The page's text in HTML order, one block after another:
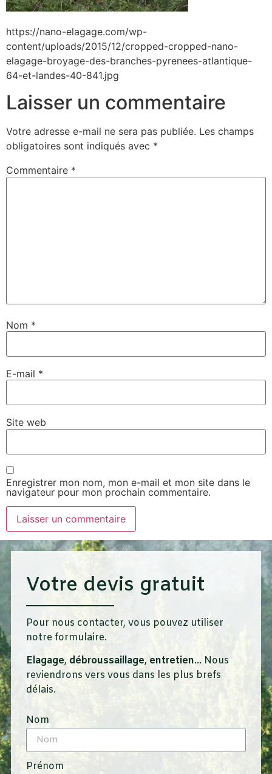
https://nano-elagage.com/wp-
content/uploads/2015/12/cropped-cropped-nano-
elagage-broyage-des-branches-pyrenees-atlantique-
64-et-landes-40-841.jpg
Laisser un commentaire
Votre adresse e-mail ne sera pas publiée. Les champs
obligatoires sont indiqués avec *
Commentaire *
Nom *
E-mail *
Site web
Enregistrer mon nom, mon e-mail et mon site dans le
navigateur pour mon prochain commentaire.
Votre devis gratuit
Pour nous contacter, vous pouvez utiliser
notre formulaire.
Elagage, débroussaillage, entretien… Nous
reviendrons vers vous dans les plus brefs
délais.
Nom
Prénom